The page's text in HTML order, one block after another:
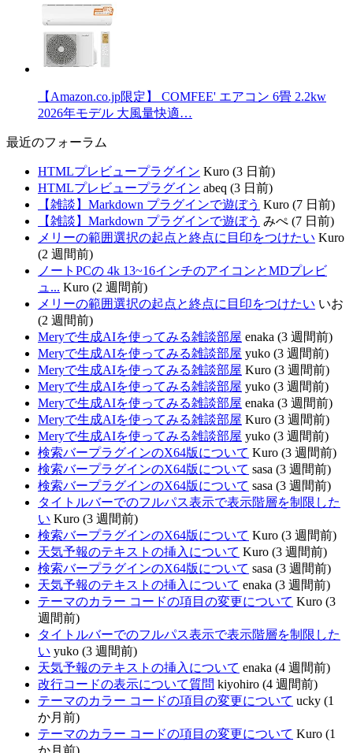
【Amazon.co.jp限定】 COMFEE' エアコン 6畳 2.2kw
2026年モデル 大風量快適…
最近のフォーラム
HTMLプレビュープラグイン Kuro (3 日前)
HTMLプレビュープラグイン abeq (3 日前)
【雑談】Markdown プラグインで遊ぼう Kuro (7 日前)
【雑談】Markdown プラグインで遊ぼう みぺ (7 日前)
メリーの範囲選択の起点と終点に目印をつけたい Kuro
(2 週間前)
ノートPCの 4k 13~16インチのアイコンとMDプレビ
ュ... Kuro (2 週間前)
メリーの範囲選択の起点と終点に目印をつけたい いお
(2 週間前)
Meryで生成AIを使ってみる雑談部屋 enaka (3 週間前)
Meryで生成AIを使ってみる雑談部屋 yuko (3 週間前)
Meryで生成AIを使ってみる雑談部屋 Kuro (3 週間前)
Meryで生成AIを使ってみる雑談部屋 yuko (3 週間前)
Meryで生成AIを使ってみる雑談部屋 enaka (3 週間前)
Meryで生成AIを使ってみる雑談部屋 Kuro (3 週間前)
Meryで生成AIを使ってみる雑談部屋 yuko (3 週間前)
検索バープラグインのX64版について Kuro (3 週間前)
検索バープラグインのX64版について sasa (3 週間前)
検索バープラグインのX64版について sasa (3 週間前)
タイトルバーでのフルパス表示で表示階層を制限した
い Kuro (3 週間前)
検索バープラグインのX64版について Kuro (3 週間前)
天気予報のテキストの挿入について Kuro (3 週間前)
検索バープラグインのX64版について sasa (3 週間前)
天気予報のテキストの挿入について enaka (3 週間前)
テーマのカラー コードの項目の変更について Kuro (3
週間前)
タイトルバーでのフルパス表示で表示階層を制限した
い yuko (3 週間前)
天気予報のテキストの挿入について enaka (4 週間前)
改行コードの表示について質問 kiyohiro (4 週間前)
テーマのカラー コードの項目の変更について ucky (1
か月前)
テーマのカラー コードの項目の変更について Kuro (1
か月前)